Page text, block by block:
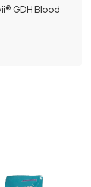
GDH Blood